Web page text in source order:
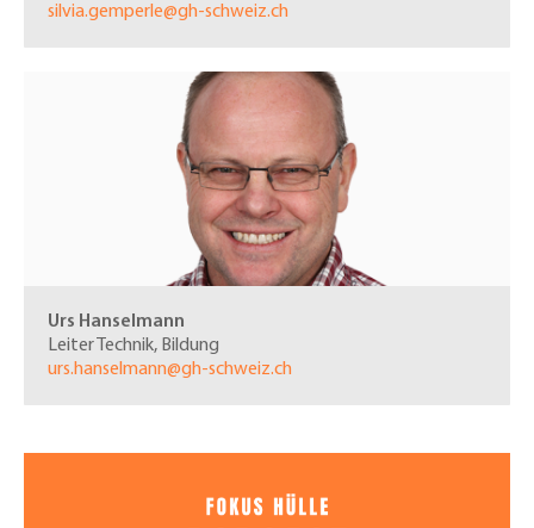
silvia.gemperle@gh-schweiz.ch
Urs Hanselmann
Leiter Technik, Bildung
urs.hanselmann@gh-schweiz.ch